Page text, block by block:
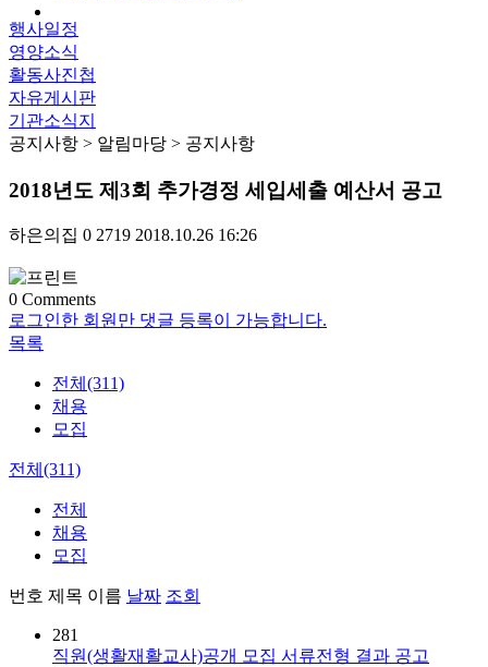
행사일정
영양소식
활동사진첩
자유게시판
기관소식지
공지사항 > 알림마당 > 공지사항
2018년도 제3회 추가경정 세입세출 예산서 공고
하은의집 0 2719 2018.10.26 16:26
0 Comments
로그인한 회원만 댓글 등록이 가능합니다.
목록
전체(311)
채용
모집
전체(311)
전체
채용
모집
번호 제목 이름 날짜 조회
281
직원(생활재활교사)공개 모집 서류전형 결과 공고